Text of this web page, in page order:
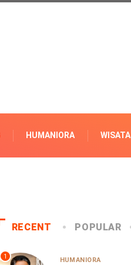
HUMANIORA WISATA
RECENT POPULAR
1 HUMANIORA